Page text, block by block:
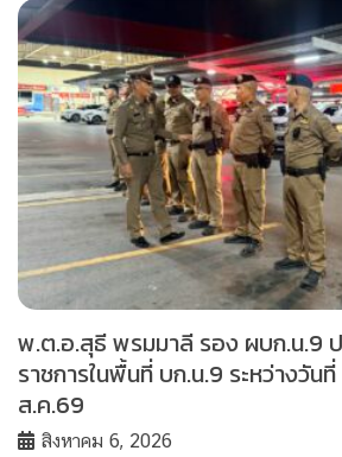
พ.ต.อ.สุธี พรมมาลี รอง ผบก.น.9
ราชการในพื้นที่ บก.น.9 ระหว่างวัน
ส.ค.69
สิงหาคม 6, 2026